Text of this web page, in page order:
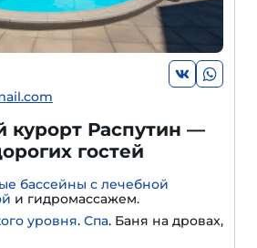
курорт Распутин —
гостей
бассейны с лечебной
и гидромассажем.
уровня. Спа. Баня на дровах,